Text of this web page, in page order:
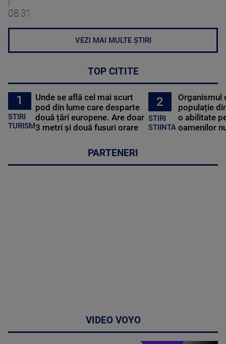
08:31
VEZI MAI MULTE ȘTIRI
TOP CITITE
1
STIRI
TURISM
Unde se află cel mai scurt
pod din lume care desparte
două țări europene. Are doar
3 metri și două fusuri orare
2
STIRI
STIINTA
Organismul
populație
o abilitate
oamenilor
PARTENERI
VIDEO VOYO